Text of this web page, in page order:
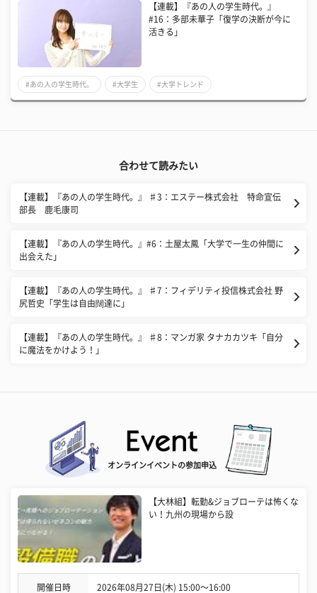
​【連載】『あの人の学生時代。』
#16：多部未華子「復学の決断が今に
活きる」
#あの人の学生時代。 #大学生 #大学トレンド
合わせて読みたい
【連載】『あの人の学生時代。』 ♯3：エステー株式会社 特命宣伝
部長 鹿毛康司
​【連載】『あの人の学生時代。』#6：土屋太鳳「大学で一生の仲間に
出会えた」
【連載】『あの人の学生時代。』 ♯7：フィデリティ投信株式会社 野
尻哲史「学生は自由闊達に」
【連載】『あの人の学生時代。』 ♯8：マンガ家 タナカカツキ「自分
に魔法をかけよう！」
オンラインイベントの参加申込
【大林組】転勤&ジョブローテは怖くな
い！九州の現場から設
開催日時 2026年08月27日(木) 15:00〜16:00